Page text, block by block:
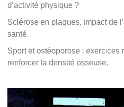
d’activité physique ?
Sclérose en plaques, impact de
santé.
Sport et ostéoporose : exercices
renforcer la densité osseuse.